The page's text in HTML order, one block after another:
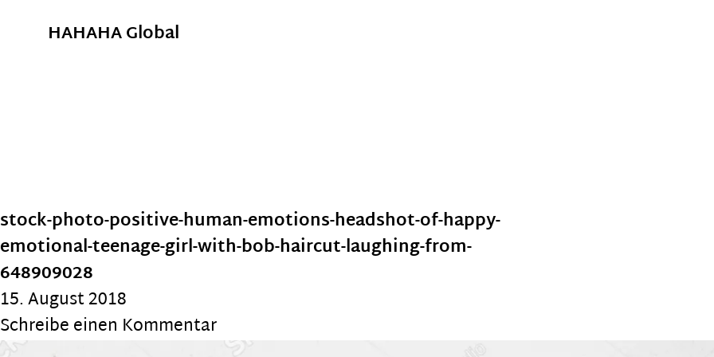
HAHAHA Global
stock-photo-positive-human-emotions-headshot-of-happy-
emotional-teenage-girl-with-bob-haircut-laughing-from-
648909028
15. August 2018
Schreibe einen Kommentar